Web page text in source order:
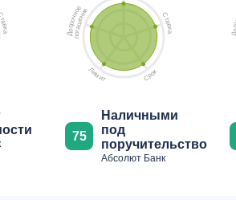
т
а
в
к
а
С
т
а
в
к
а
Сро
к
Лимит
Д
о
с
р
о
ч
но
е
п
о
г
а
ш
е
ни
е
75
Наличными
под
поручительство
Абсолют Банк